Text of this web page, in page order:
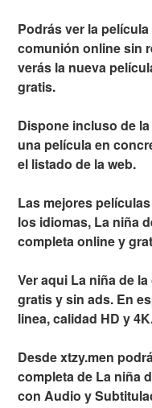
Podrás ver la
comunión online sin
verás la nueva
gratis.
Dispone incluso de
una película en
el listado de la web.
Las mejores
los idiomas, La niña
completa online y
Ver aqui La niña de
gratis y sin ads. En
linea, calidad HD y
Desde xtzy.men
completa de La niña
con Audio y